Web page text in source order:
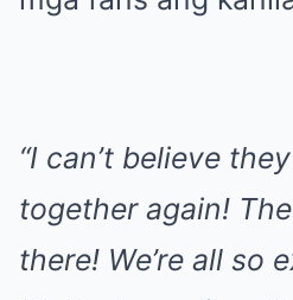
“I can’t believe
together again!
there! We’re all so